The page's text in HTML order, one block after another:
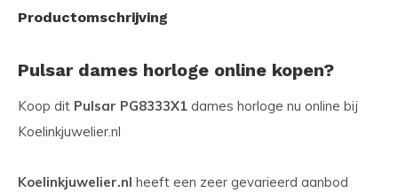
Productomschrijving
Pulsar dames horloge online kopen?
Koop dit Pulsar PG8333X1 dames horloge nu online bij
Koelinkjuwelier.nl
Koelinkjuwelier.nl heeft een zeer gevarieerd aanbod